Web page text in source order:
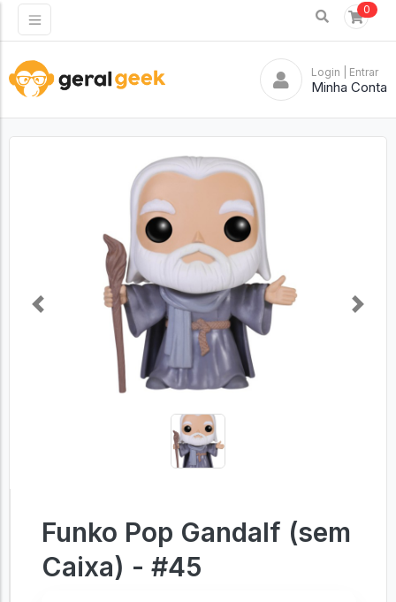
0
Login | Entrar
Minha Conta
Previous Next
Funko Pop Gandalf (sem
Caixa) - #45